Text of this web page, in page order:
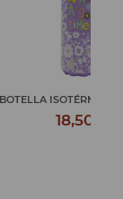
500 ML...